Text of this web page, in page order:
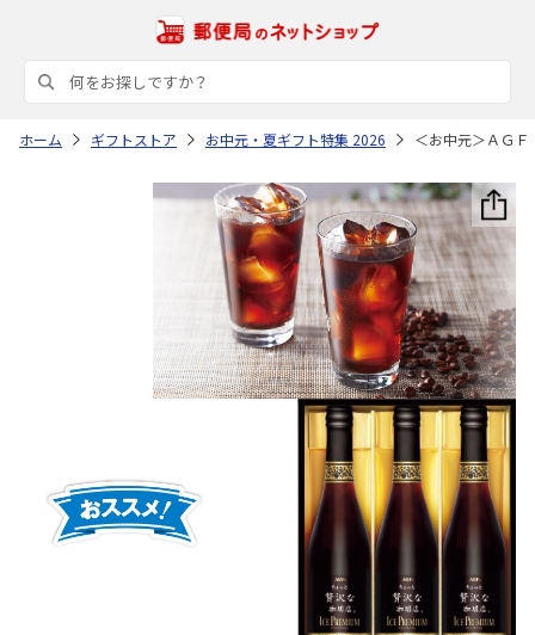
ホーム ギフトストア お中元・夏ギフト特集 2026 ＜お中元＞ＡＧ